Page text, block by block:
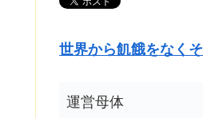
世界から飢餓をなく
運営母体